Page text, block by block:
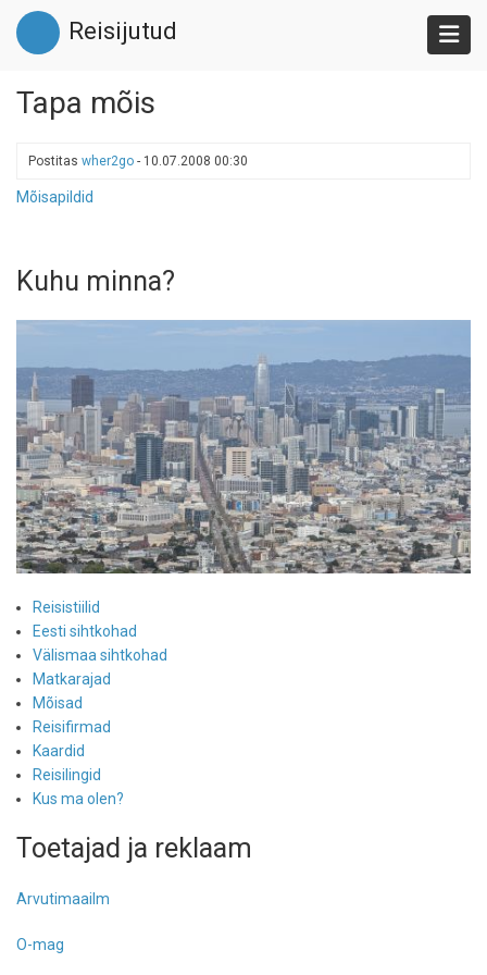
Liigu
edasi
põhisisu
Reisijutud
Tapa mõis
Postitas wher2go - 10.07.2008 00:30
Mõisapildid
Kuhu minna?
Reisistiilid
Eesti sihtkohad
Välismaa sihtkohad
Matkarajad
Mõisad
Reisifirmad
Kaardid
Reisilingid
Kus ma olen?
Toetajad ja reklaam
Arvutimaailm
O-mag